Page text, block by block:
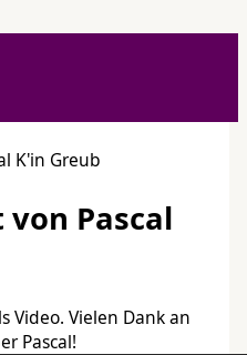
Pascal
Video. Vielen Dank an
Pascal!